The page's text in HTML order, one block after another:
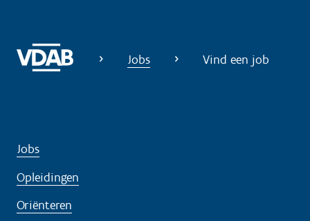
Jobs Vind een job
Jobs
Opleidingen
Oriënteren